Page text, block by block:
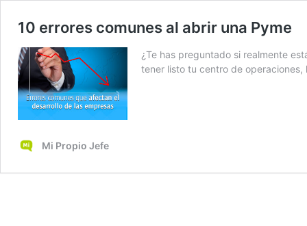
10 errores comunes al abrir una Pyme
¿Te has preguntado si realmente
tener listo tu centro de
Mi Propio Jefe